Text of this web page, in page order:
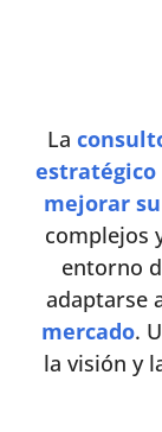
La
estratégico
mejorar
complejos
entorno
adaptarse
mercado.
la visión y